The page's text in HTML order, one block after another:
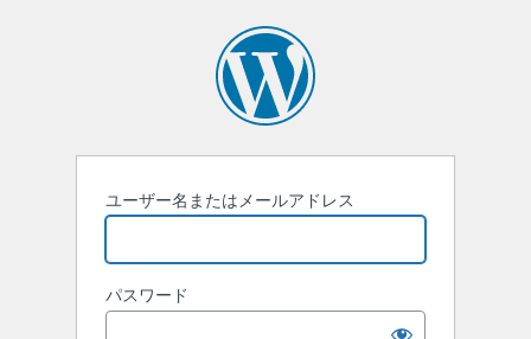
ユーザー名またはメールアドレス
パスワード